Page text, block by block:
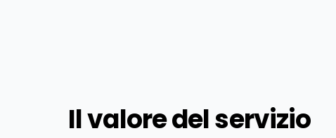
Il valore del servizio